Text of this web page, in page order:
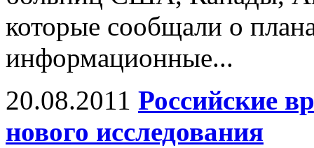
которые сообщали о
информационные...
20.08.2011 Российские
нового исследования